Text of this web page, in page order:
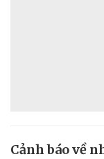
Cảnh báo về